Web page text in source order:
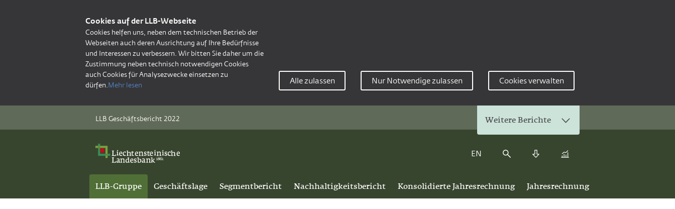
Cookies auf der LLB-Webseite
Cookies helfen uns, neben dem technischen Betrieb der
Webseiten auch deren Ausrichtung auf Ihre Bedürfnisse
und Interessen zu verbessern. Wir bitten Sie daher um die
Zustimmung neben technisch notwendigen Cookies
auch Cookies für Analysezwecke einsetzen zu
dürfen. Mehr lesen
Alle zulassen Nur Notwendige zulassen Cookies verwalten
LLB Geschäftsbericht 2022 Weitere Berichte
EN
LLB-Gruppe Geschäftslage Segmentbericht Nachhaltigkeitsbericht Konsolidierte Jahresrechnung Jahresrechnung